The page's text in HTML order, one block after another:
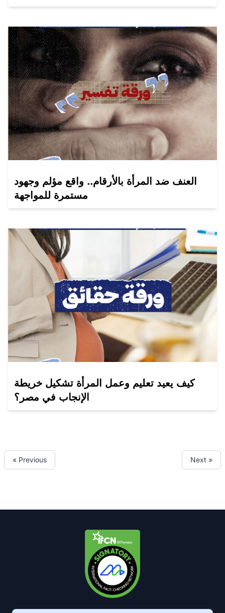
العنف ضد المرأة بالأرقام.. واقع مؤلم وجهود
مستمرة للمواجهة
كيف يعيد تعليم وعمل المرأة تشكيل خريطة
الإنجاب في مصر؟
« Previous Next »